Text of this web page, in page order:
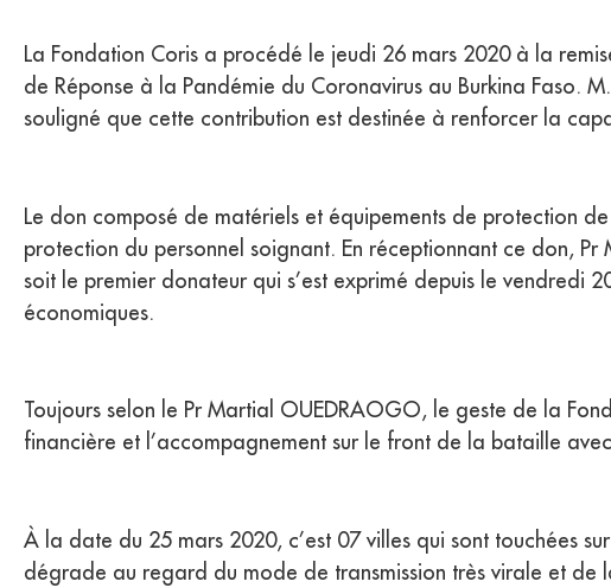
La Fondation Coris a procédé le jeudi 26 mars 2020 à la
de Réponse à la Pandémie du Coronavirus au Burkina Faso.
souligné que cette contribution est destinée à renforcer la
Le don composé de matériels et équipements de protection
protection du personnel soignant. En réceptionnant ce don,
soit le premier donateur qui s’est exprimé depuis le vendredi
économiques.
Toujours selon le Pr Martial OUEDRAOGO, le geste de la
financière et l’accompagnement sur le front de la bataille
À la date du 25 mars 2020, c’est 07 villes qui sont touchées
dégrade au regard du mode de transmission très virale et de